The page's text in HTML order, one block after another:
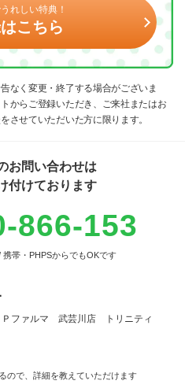
れしい特典！
こちら
なく変更・終了する場合がございま
からご登録いただき、ご来社またはお
させていただいた方に限ります。
お問い合わせは
付けております
866-153
帯・PHPSからでもOKです
Ｐファルマ 武芸川店 トリニティ
ので、詳細を教えていただけます